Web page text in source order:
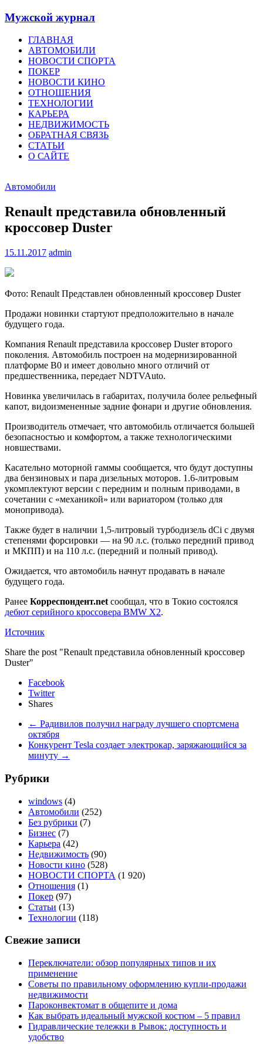
Мужской журнал
ГЛАВНАЯ
АВТОМОБИЛИ
НОВОСТИ СПОРТА
ПОКЕР
НОВОСТИ КИНО
ОТНОШЕНИЯ
ТЕХНОЛОГИИ
КАРЬЕРА
НЕДВИЖИМОСТЬ
ОБРАТНАЯ СВЯЗЬ
СТАТЬИ
О САЙТЕ
Автомобили
Renault представила обновленный
кроссовер Duster
15.11.2017 admin
Фото: Renault Представлен обновленный кроссовер Duster
Продажи новинки стартуют предположительно в начале
будущего года.
Компания Renault представила кроссовер Duster второго
поколения. Автомобиль построен на модернизированной
платформе B0 и имеет довольно много отличий от
предшественника, передает NDTVAuto.
Новинка увеличилась в габаритах, получила более рельефный
капот, видоизмененные задние фонари и другие обновления.
Производитель отмечает, что автомобиль отличается большей
безопасностью и комфортом, а также технологическими
новшествами.
Касательно моторной гаммы сообщается, что будут доступны
два бензиновых и пара дизельных моторов. 1.6-литровым
укомплектуют версии с передним и полным приводами, в
сочетании с «механикой» или вариатором (только для
монопривода).
Также будет в наличии 1,5-литровый турбодизель dCi с двумя
степенями форсировки — на 90 л.с. (только передний привод
и МКПП) и на 110 л.с. (передний и полный привод).
Ожидается, что автомобиль начнут продавать в начале
будущего года.
Ранее Корреспондент.net сообщал, что в Токио состоялся
дебют серийного кроссовера BMW X2.
Источник
Share the post "Renault представила обновленный кроссовер
Duster"
Facebook
Twitter
Shares
← Радивилов получил награду лучшего спортсмена
октября
Конкурент Tesla создает электрокар, заряжающийся за
минуту →
Рубрики
windows (4)
Автомобили (252)
Без рубрики (7)
Бизнес (7)
Карьера (42)
Недвижимость (90)
Новости кино (528)
НОВОСТИ СПОРТА (1 920)
Отношения (1)
Покер (97)
Статьи (13)
Технологии (118)
Свежие записи
Переключатели: обзор популярных типов и их
применение
Советы по правильному оформлению купли-продажи
недвижимости
Пароконвектомат в общепите и дома
Как выбрать идеальный мужской костюм – 5 правил
Гидравлические тележки в Рывок: доступность и
удобство